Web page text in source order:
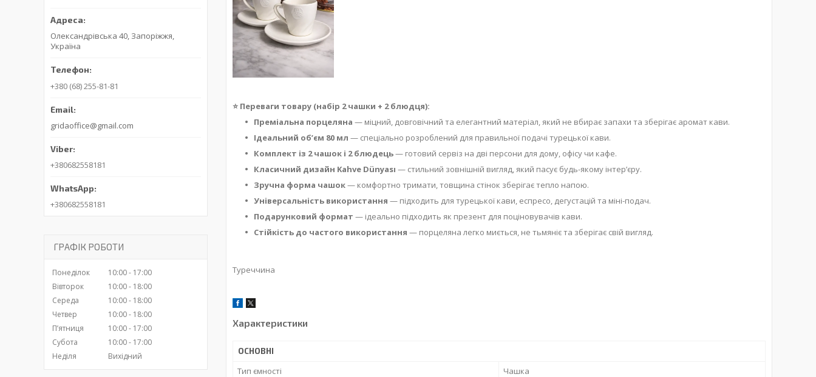
⭐ Переваги товару (набір 2 чашки + 2 блюдця):
Преміальна порцеляна — міцний, довговічний та елегантний матеріал, який не вбирає запахи та зберігає аромат кави.
Ідеальний об’єм 80 мл — спеціально розроблений для правильної подачі турецької кави.
Комплект із 2 чашок і 2 блюдець— готовий сервіз на дві персони для дому, офісу чи кафе.
Класичний дизайн Kahve Dünyası — стильний зовнішній вигляд, який пасує будь-якому інтер’єру.
Зручна форма чашок— комфортно тримати, товщина стінок зберігає тепло напою.
Універсальність використання — підходить для турецької кави, еспресо, дегустацій та міні-подач.
Подарунковий формат — ідеально підходить як презент для поціновувачів кави.
Стійкість до частого використання — порцеляна легко миється, не тьмяніє та зберігає свій вигляд.
Туреччина
Характеристики
ОСНОВНІ
Тип ємності
Чашка
Олександрівська 40, Запоріжжя,
Україна
+380 (68) 255-81-81
gridaoffice@gmail.com
+380682558181
+380682558181
ГРАФІК РОБОТИ
Понеділок 10:00
17:00
Вівторок
10:00
18:00
Середа
10:00
18:00
Четвер
10:00
18:00
Пʼятниця
10:00
17:00
Субота
10:00
17:00
Неділя
Вихідний